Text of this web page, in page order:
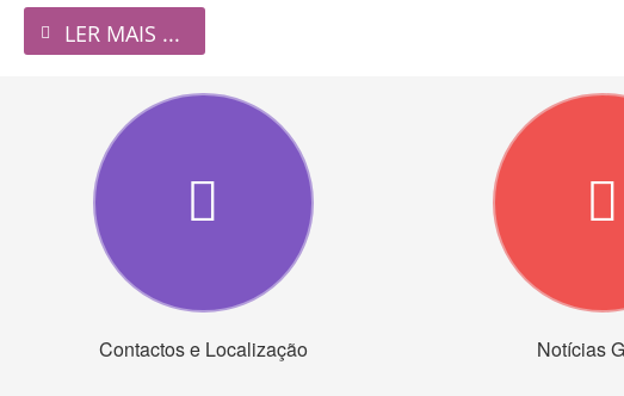
LER MAIS ...
Contactos e Localização Notícias